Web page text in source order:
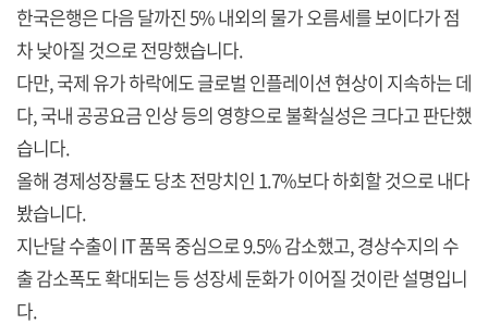
한국은행은 다음 달까진 5% 내외의 물가 오름세를 보이다가 점
차 낮아질 것으로 전망했습니다.
다만, 국제 유가 하락에도 글로벌 인플레이션 현상이 지속하는 데
다, 국내 공공요금 인상 등의 영향으로 불확실성은 크다고 판단했
습니다.
올해 경제성장률도 당초 전망치인 1.7%보다 하회할 것으로 내다
봤습니다.
지난달 수출이 IT 품목 중심으로 9.5% 감소했고, 경상수지의 수
출 감소폭도 확대되는 등 성장세 둔화가 이어질 것이란 설명입니
다.